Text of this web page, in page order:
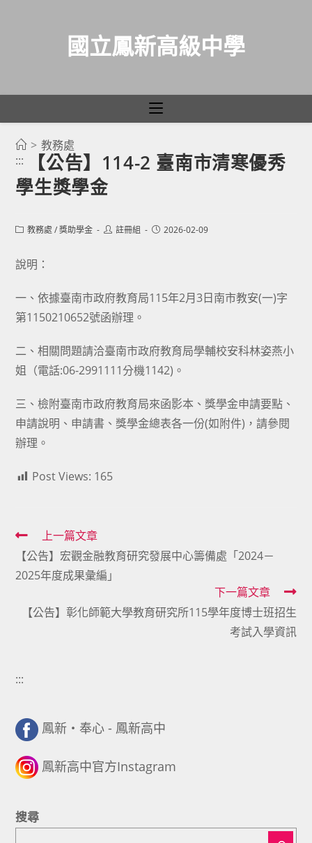
國立鳳新高級中學
> 教務處
:::
【公告】114-2 臺南市清寒優秀
學生獎學金
Post教務處 / 獎助學金
Post註冊組
Post2026-02-09
說明：
一、依據臺南市政府教育局115年2月3日南市教安(一)字
第1150210652號函辦理。
二、相關問題請洽臺南市政府教育局學輔校安科林姿燕小
姐（電話:06-2991111分機1142)。
三、檢附臺南市政府教育局來函影本、獎學金申請要點、
申請說明、申請書、獎學金總表各一份(如附件)，請參閱
辦理。
Post Views: 165
Read
more
articles
上一篇文章
【公告】宏觀金融教育研究發展中心籌備處「2024－
2025年度成果彙編」
下一篇文章
【公告】彰化師範大學教育研究所115學年度博士班招生
考試入學資訊
:::
鳳新・奉心 - 鳳新高中
鳳新高中官方Instagram
搜尋